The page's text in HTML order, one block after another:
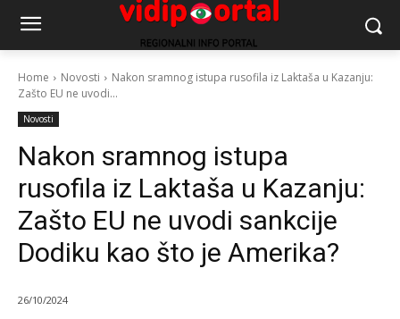
Home Novosti
Nakon sramnog istupa rusofila iz Laktaša u Kazanju:
Zašto EU ne uvodi...
Novosti
Nakon sramnog istupa
rusofila iz Laktaša u Kazanju:
Zašto EU ne uvodi sankcije
Dodiku kao što je Amerika?
26/10/2024